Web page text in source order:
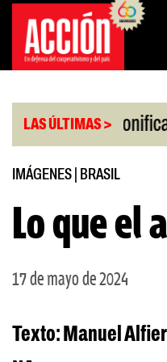
Saltar
contenido
LAS ÚLTIMAS >
| Bonificación en
IMÁGENES BRASIL
Lo que el
17 de mayo de 2024
Texto: Manuel